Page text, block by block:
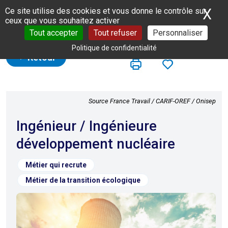
Panneau de gestion des cookies
Ce site utilise des cookies et vous donne le contrôle sur
ceux que vous souhaitez activer
Tout accepter
Tout refuser Personnaliser
Politique de confidentialité
X
Retour
Source France Travail / CARIF-OREF / Onisep
Ingénieur / Ingénieure
développement nucléaire
Métier qui recrute
Métier de la transition écologique